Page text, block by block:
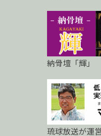
納骨壇「輝」
琉球放送が運